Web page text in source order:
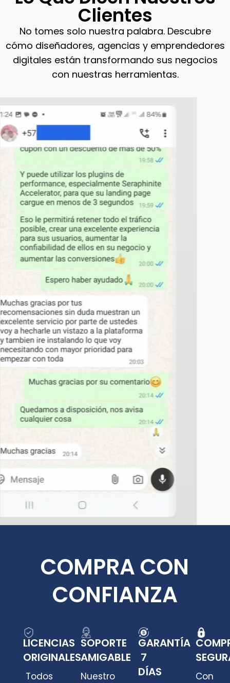
Clientes
No tomes solo nuestra palabra. Descubre
cómo diseñadores, agencias y emprendedores
digitales están transformando sus negocios
con nuestras herramientas.
COMPRA CON
CONFIANZA
LICENCIAS
ORIGINALES
Todos
SOPORTE
AMIGABLE
Nuestro
GARANTÍA
7
DÍAS
Con